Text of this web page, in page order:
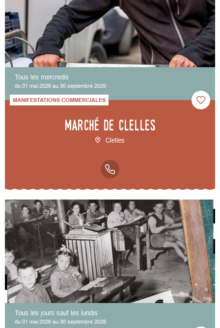
Tous les mercredis
du 01 mai 2026 au 30 septembre 2026
MANIFESTATIONS COMMERCIALES
Marché de Clelles
Clelles
Tous les jours sauf les lundis
du 01 mai 2026 au 30 septembre 2026